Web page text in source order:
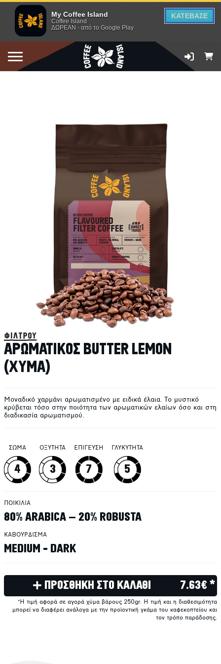
My Coffee Island
Coffee Island
ΔΩΡΕΑΝ - από το Google Play
ΚΑΤΕΒΑΣΕ
φίλτρου
ΑΡΩΜΑΤΙΚΟΣ BUTTER LEMON
(ΧΥΜΑ)
Μοναδικό χαρμάνι αρωματισμένο με ειδικά έλαια. Το μυστικό
κρύβεται τόσο στην ποιότητα των αρωματικών ελαίων όσο και στη
διαδικασία αρωματισμού.
ΣΩΜΑ
4
ΟΞΥΤΗΤΑ
3
ΕΠΙΓΕΥΣΗ
7
ΓΛΥΚΥΤΗΤΑ
5
ΠΟΙΚΙΛΙΑ
80% ARABICA – 20% ROBUSTA
ΚΑΒΟΥΡΔΙΣΜΑ
MEDIUM - DARK
ΠΡΟΣΘΗΚΗ ΣΤΟ ΚΑΛΑΘΙ 7.63€ *
*Η τιμή αφορά σε αγορά χύμα βάρους 250gr. Η τιμή και η διαθεσιμότητα
μπορεί να διαφέρει ανάλογα με την προϊοντική γκάμα του καφεκοπτείου και
τον τρόπο παράδοσης.